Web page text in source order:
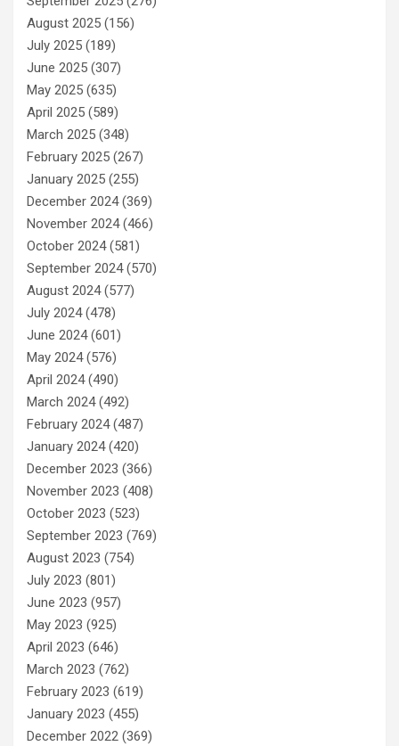
August 2025 (156)
July 2025 (189)
June 2025 (307)
May 2025 (635)
April 2025 (589)
March 2025 (348)
February 2025 (267)
January 2025 (255)
December 2024(369)
November 2024(466)
October 2024(581)
September 2024(570)
August 2024(577)
July 2024(478)
June 2024(601)
May 2024(576)
April 2024(490)
March 2024(492)
February 2024(487)
January 2024(420)
December 2023 (366)
November 2023 (408)
October 2023 (523)
September 2023 (769)
August 2023 (754)
July 2023 (801)
June 2023 (957)
May 2023 (925)
April 2023 (646)
March 2023 (762)
February 2023 (619)
January 2023 (455)
December 2022 (369)